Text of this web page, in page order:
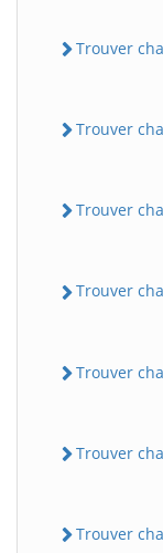
Trouver
Trouver
Trouver
Trouver
Trouver
Trouver
Trouver